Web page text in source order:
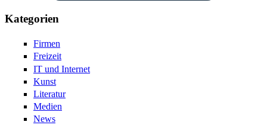
Kategorien
Firmen
Freizeit
IT und Internet
Kunst
Literatur
Medien
News